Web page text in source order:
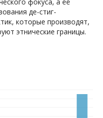
де-стиг­
которые производят,
этнические границы.